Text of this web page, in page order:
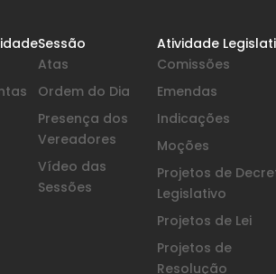
Sessão
Atas
Ordem do Dia
Presença dos
Vereadores
Vídeo das
Sessões
Atividade
Comissões
Emendas
Indicações
Moções
Projetos de
Legislativo
Projetos de Lei
Projetos de
Resolução